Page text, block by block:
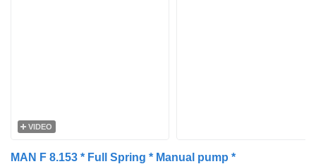
VIDEO
MAN F 8.153 * Full Spring * Manual pump *